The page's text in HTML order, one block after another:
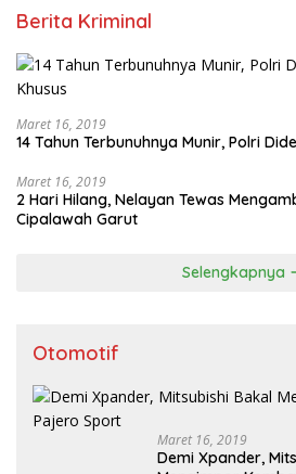
Berita Kriminal
Maret 16, 2019
14 Tahun Terbunuhnya Munir, Polri
Maret 16, 2019
2 Hari Hilang, Nelayan Tewas
Cipalawah Garut
Selengkapnya
Otomotif
Maret 16, 2019
Demi Xpander,